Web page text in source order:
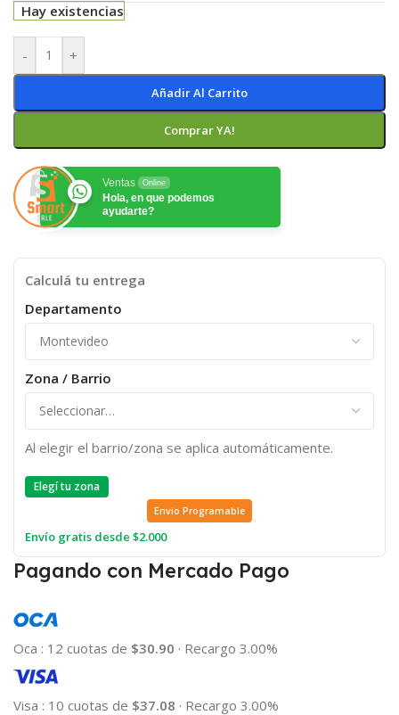
Hay existencias
- +
Añadir Al Carrito
Comprar YA!
Ventas Online
Hola, en que podemos
ayudarte?
Calculá tu entrega
Departamento
Zona / Barrio
Al elegir el barrio/zona se aplica automáticamente.
Elegí tu zona
Envio Programable
Envío gratis desde $2.000
Pagando con Mercado Pago
Oca : 12 cuotas de $30.90 · Recargo 3.00%
Visa : 10 cuotas de $37.08 · Recargo 3.00%